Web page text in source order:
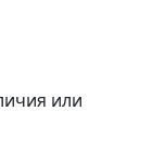
или